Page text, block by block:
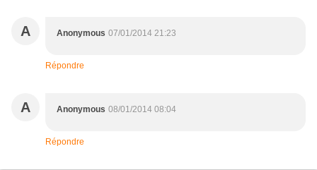
A Anonymous 07/01/2014 21:23
Répondre
A Anonymous 08/01/2014 08:04
Répondre